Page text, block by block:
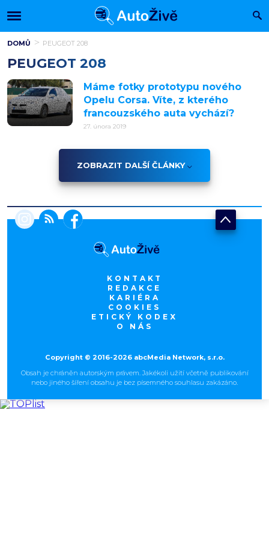
DOMŮ PEUGEOT 208
PEUGEOT 208
Máme fotky prototypu nového
Opelu Corsa. Víte, z kterého
francouzského auta vychází?
27. února 2019
ZOBRAZIT DALŠÍ ČLÁNKY
KONTAKT
REDAKCE
KARIÉRA
COOKIES
ETICKÝ KODEX
O NÁS
Copyright © 2016-2026 abcMedia Network, s.r.o.
Obsah je chráněn autorským právem. Jakékoli užití včetně publikování
nebo jiného šíření obsahu je bez písemného souhlasu zakázáno.